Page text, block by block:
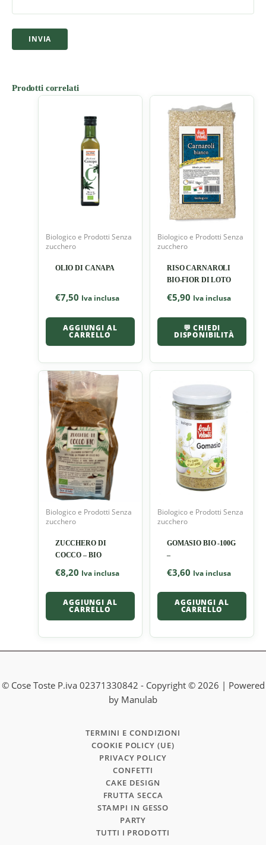
Prodotti correlati
Biologico e Prodotti Senza
zucchero
OLIO DI CANAPA
€7,50 Iva inclusa
AGGIUNGI AL
CARRELLO
Biologico e Prodotti Senza
zucchero
RISO CARNAROLI
BIO-FIOR DI LOTO
€5,90 Iva inclusa
💬 CHIEDI
DISPONIBILITÀ
Biologico e Prodotti Senza
zucchero
ZUCCHERO DI
COCCO – BIO
€8,20 Iva inclusa
AGGIUNGI AL
CARRELLO
Biologico e Prodotti Senza
zucchero
GOMASIO BIO -100G
–
€3,60 Iva inclusa
AGGIUNGI AL
CARRELLO
© Cose Toste P.iva 02371330842 - Copyright © 2026 | Powered
by Manulab
TERMINI E CONDIZIONI
COOKIE POLICY (UE)
PRIVACY POLICY
CONFETTI
CAKE DESIGN
FRUTTA SECCA
STAMPI IN GESSO
PARTY
TUTTI I PRODOTTI